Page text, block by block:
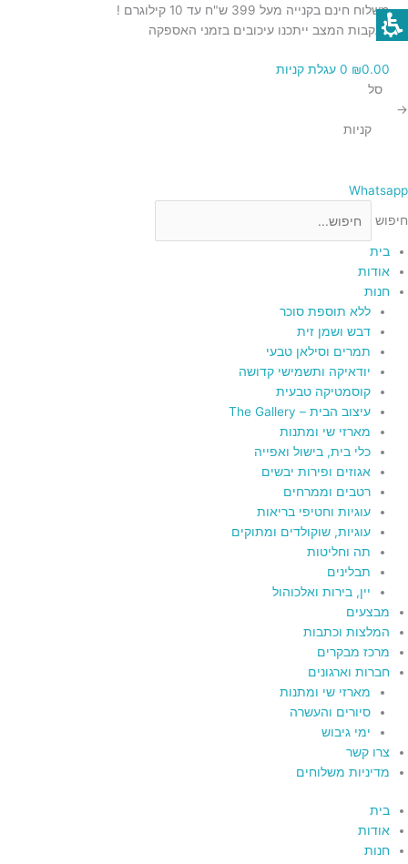
דילוג
לתוכן
משלוח חינם בקנייה מעל 399 ש"ח עד 10 קילוגרם !
בעקבות המצב ייתכנו עיכובים בזמני האספקה
₪0.00
0 עגלת קניות
סל
→
קניות
Whatsapp
חיפוש
בית
אודות
חנות
ללא תוספת סוכר
דבש ושמן זית
תמרים וסילאן טבעי
יודאיקה ותשמישי קדושה
קוסמטיקה טבעית
עיצוב הבית – The Gallery
מארזי שי ומתנות
כלי בית, בישול ואפייה
אגוזים ופירות יבשים
רטבים וממרחים
עוגיות וחטיפי בריאות
עוגיות, שוקולדים ומתוקים
תה וחליטות
תבלינים
יין, בירות ואלכוהול
מבצעים
המלצות וכתבות
מרכז מבקרים
חברות וארגונים
מארזי שי ומתנות
סיורים והעשרה
ימי גיבוש
צרו קשר
מדיניות משלוחים
בית
אודות
חנות
כמות
של
קברנה
375
כמות
של
תשבי
2020
כמות
של
קינוח
2011
כמות
של
תשבי
2023
כמות
של
תשבי
2019